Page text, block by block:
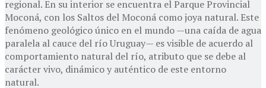
regional. En su interior se encuentra el Parque Provincial
Moconá, con los Saltos del Moconá como joya natural. Este
fenómeno geológico único en el mundo —una caída de agua
paralela al cauce del río Uruguay— es visible de acuerdo al
comportamiento natural del río, atributo que se debe al
carácter vivo, dinámico y auténtico de este entorno
natural.